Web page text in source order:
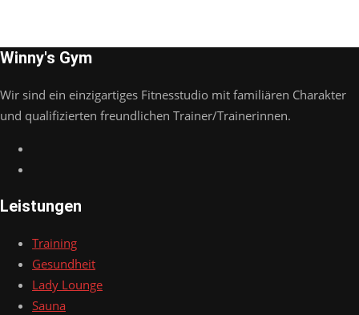
Winny's Gym
Wir sind ein einzigartiges Fitnesstudio mit familiären Charakter
und qualifizierten freundlichen Trainer/Trainerinnen.
Leistungen
Training
Gesundheit
Lady Lounge
Sauna